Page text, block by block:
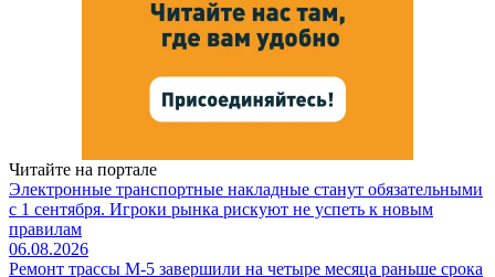
Читайте на портале
Электронные транспортные накладные станут обязательными
с 1 сентября. Игроки рынка рискуют не успеть к новым
правилам
06.08.2026
Ремонт трассы М-5 завершили на четыре месяца раньше срока